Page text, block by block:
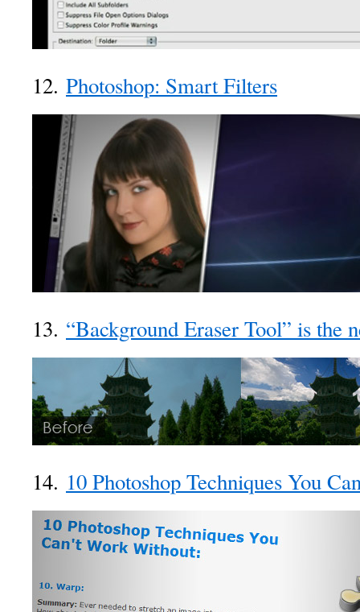
12. Photoshop: Smart Filters
13. “Background Eraser Tool” is the
14. 10 Photoshop Techniques You